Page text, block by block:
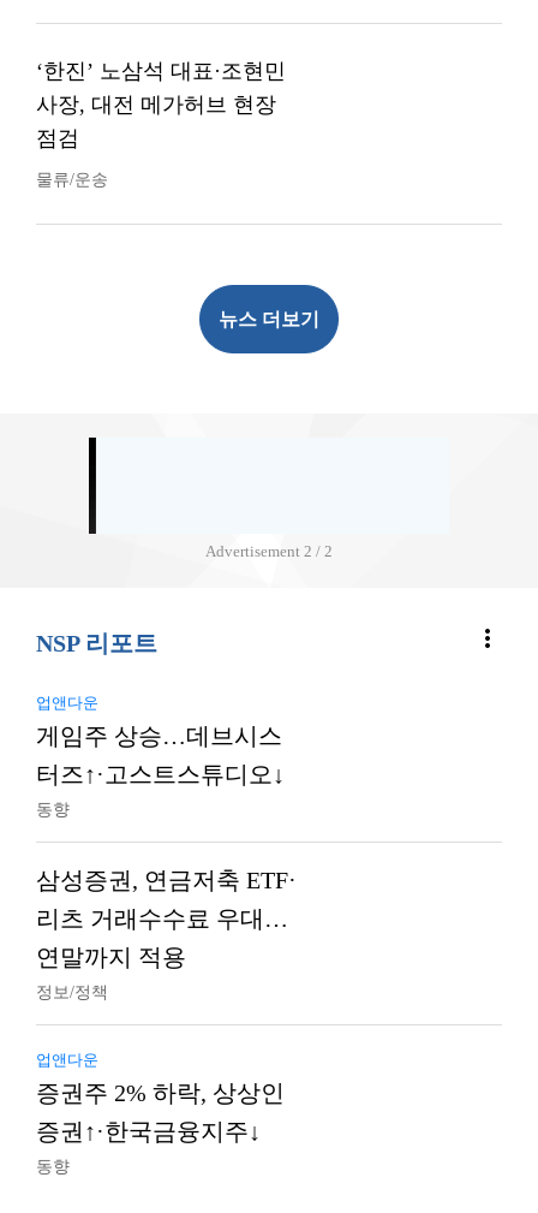
‘한진’ 노삼석 대표·조현민
사장, 대전 메가허브 현장
점검
물류/운송
뉴스 더보기
Advertisement 2 / 2
NSP 리포트 more_vert
업앤다운
게임주 상승…데브시스
터즈↑·고스트스튜디오↓
동향
삼성증권, 연금저축 ETF·
리츠 거래수수료 우대…
연말까지 적용
정보/정책
업앤다운
증권주 2% 하락, 상상인
증권↑·한국금융지주↓
동향